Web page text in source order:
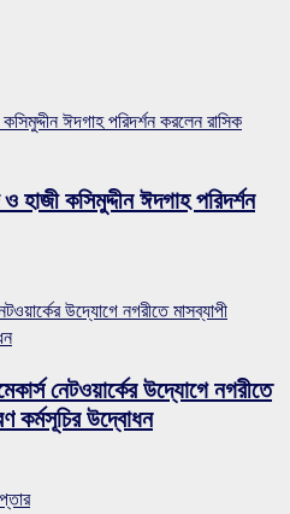
ঈদগাহ পরিদর্শন করলেন রাসিক
হাজী কসিমুদ্দীন ঈদগাহ পরিদর্শন
উদ্যোগে নগরীতে মাসব্যাপী
নেটওয়ার্কের উদ্যোগে নগরীতে
কর্মসূচির উদ্বোধন